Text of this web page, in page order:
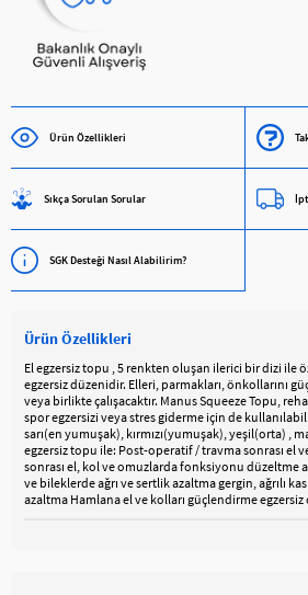
Ürün Özellikleri
Sıkça Sorulan Sorular
SGK Desteği Nasıl Alabilirim?
Ürün Özellikleri
El egzersiz topu , 5 renkten oluşan ilerici bir dizi ile
egzersiz düzenidir. Elleri, parmakları, önkollarını
veya birlikte çalışacaktır. Manus Squeeze Topu,
spor egzersizi veya stres giderme için de
sarı(en yumuşak), kırmızı(yumuşak), yeşil(orta) ,
egzersiz topu ile: Post-operatif / travma sonrası el
sonrası el, kol ve omuzlarda fonksiyonu düzeltme
ve bileklerde ağrı ve sertlik azaltma gergin, ağrılı
azaltma Hamlana el ve kolları güçlendirme egzersiz